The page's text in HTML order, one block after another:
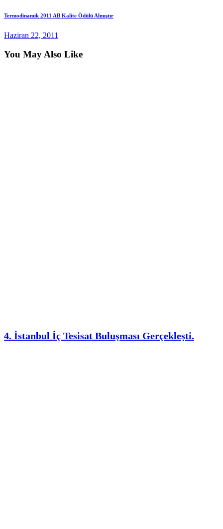
Termodinamik 2011 AB Kalite Ödülü Almıştır
Haziran 22, 2011
You May Also Like
4. İstanbul İç Tesisat Buluşması Gerçekleşti.